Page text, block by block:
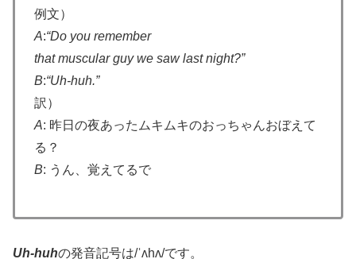
例文）
A:“Do you remember
that muscular guy we saw last night?”
B:“Uh-huh.”
訳）
A: 昨日の夜あったムキムキのおっちゃんおぼえて
る？
B: うん、覚えてるで
Uh-huhの発音記号は/ˈʌhʌ/です。